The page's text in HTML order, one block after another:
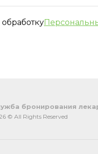
бронирования
© All Rights Reserved